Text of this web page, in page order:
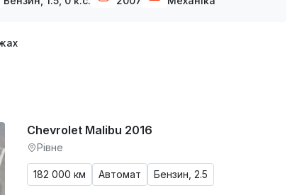
Chevrolet Malibu 2016
Рівне
182 000 км Автомат Бензин, 2.5